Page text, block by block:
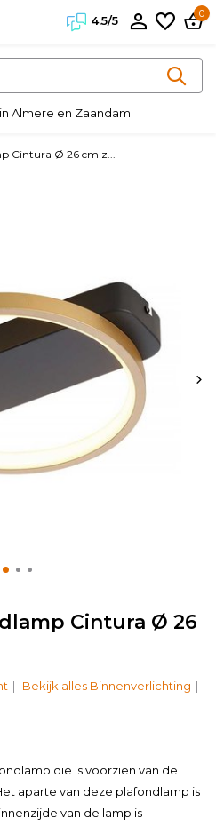
4.5/5
0
Almere en Zaandam
Cintura Ø 26 cm z...
Cintura Ø 26
Bekijk alles Binnenverlichting
die is voorzien van de
aparte van deze plafondlamp is
van de lamp is